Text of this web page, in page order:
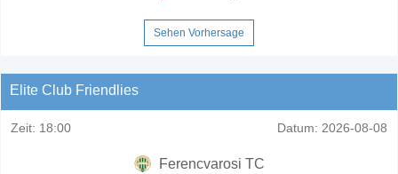
Sehen Vorhersage
Elite Club Friendlies
Zeit: 18:00 Datum: 2026-08-08
Ferencvarosi TC